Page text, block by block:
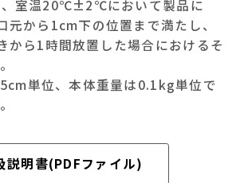
室温20℃±2℃において製品に
から1cm下の位置まで満たし、
ら1時間放置した場合におけるそ
単位、本体重量は0.1kg単位で
説明書(PDFファイル)